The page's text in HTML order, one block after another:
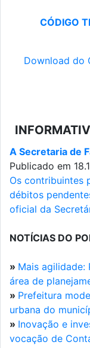
CÓDIGO
Download do
A Secretaria de
Publicado em
Os contribuintes
débitos
oficial da
NOTÍCIAS DO
» Mais agilidade:
área de
» Prefeitura
urbana do
» Inovação e
vocação de